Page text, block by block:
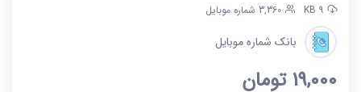
9 KB 3,360 شماره موبایل
بانک شماره موبایل
19,000تومان